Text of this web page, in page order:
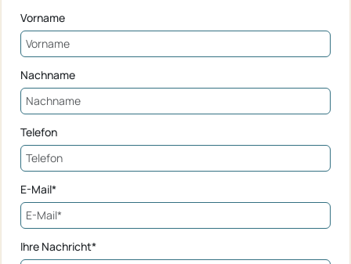
Vorname
Nachname
Telefon
E-Mail*
Ihre Nachricht*